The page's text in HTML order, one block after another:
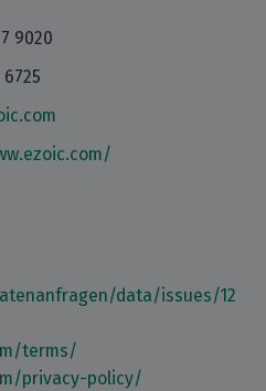
9020
6725
data/issues/12
terms/
privacy-policy/